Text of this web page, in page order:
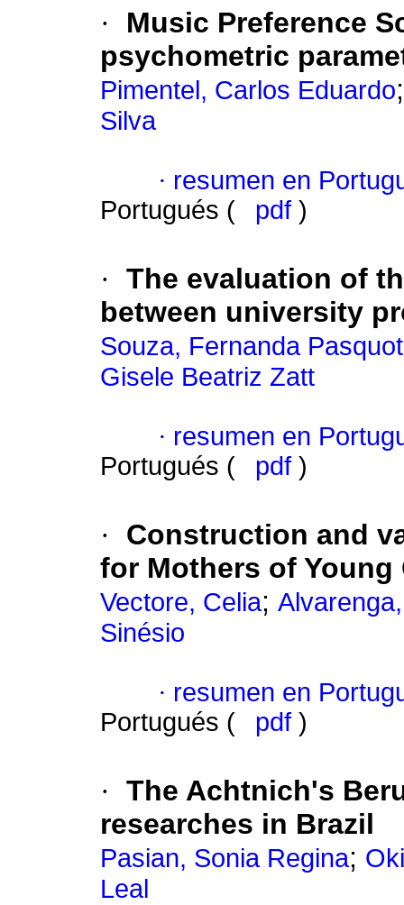
·
Music Preference
psychometric
Pimentel, Carlos Eduardo
Silva
· resumen en
Portugués (
pdf )
· The evaluation of
between university
Souza, Fernanda
Gisele Beatriz Zatt
· resumen en
Portugués (
pdf )
·
Construction and
for Mothers of Young
Vectore, Celia;
Sinésio
· resumen en
Portugués (
pdf )
· The Achtnich's
researches in Brazil
Pasian, Sonia Regina;
Leal